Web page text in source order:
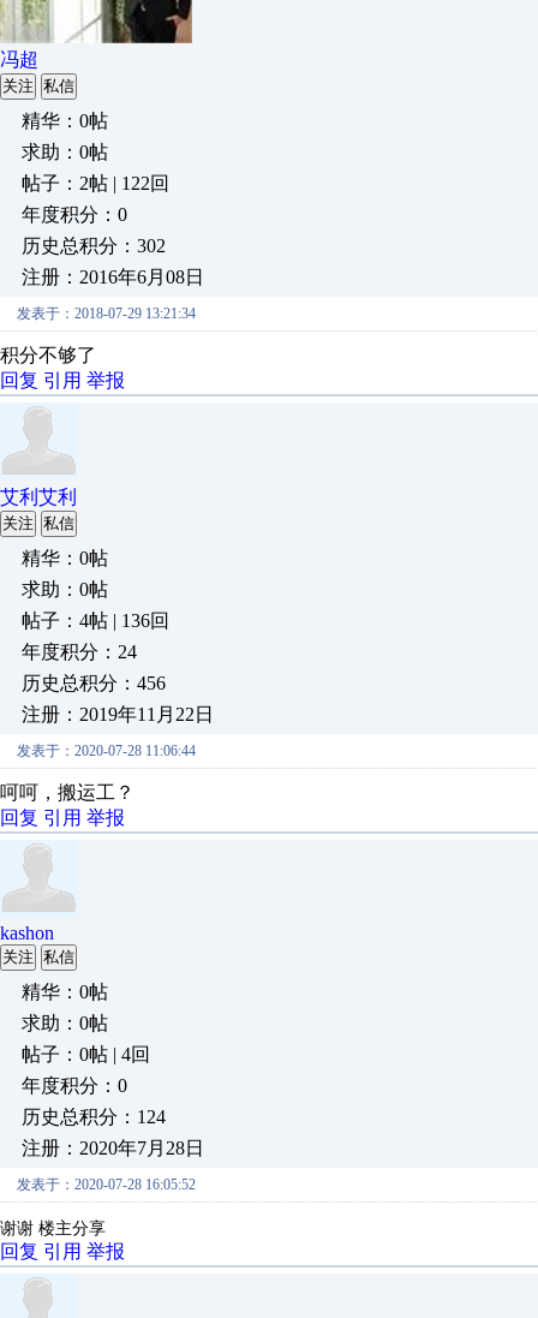
冯超
关注 私信
精华：0帖
求助：0帖
帖子：2帖 | 122回
年度积分：0
历史总积分：302
注册：2016年6月08日
发表于：2018-07-29 13:21:34
积分不够了
回复 引用 举报
艾利艾利
关注 私信
精华：0帖
求助：0帖
帖子：4帖 | 136回
年度积分：24
历史总积分：456
注册：2019年11月22日
发表于：2020-07-28 11:06:44
呵呵，搬运工？
回复 引用 举报
kashon
关注 私信
精华：0帖
求助：0帖
帖子：0帖 | 4回
年度积分：0
历史总积分：124
注册：2020年7月28日
发表于：2020-07-28 16:05:52
谢谢 楼主分享
回复 引用 举报